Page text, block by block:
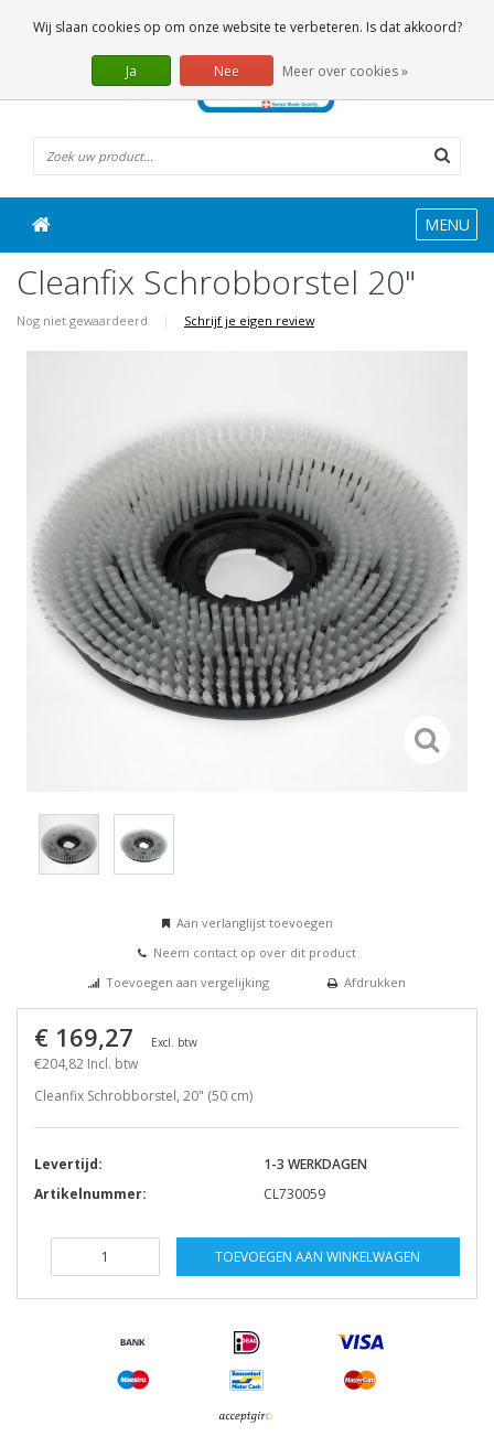
0 Artikelen
MENU
Cleanfix Schrobborstel 20"
Nog niet gewaardeerd | Schrijf je eigen review
Aan verlanglijst toevoegen
Neem contact op over dit product
Toevoegen aan vergelijking
Afdrukken
€ 169,27 Excl. btw
€204,82 Incl. btw
Cleanfix Schrobborstel, 20" (50 cm)
Levertijd:
1-3 WERKDAGEN
Artikelnummer:
CL730059
TOEVOEGEN AAN WINKELWAGEN
Wij slaan cookies op om onze website te verbeteren. Is dat akkoord?
Ja Nee Meer over cookies »